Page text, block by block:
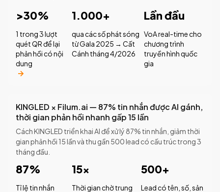
>30%
1 trong 3 lượt
quét QR để lại
phản hồi có nội
dung
1.000+
qua các số phát sóng
từ Gala 2025 → Cất
Cánh tháng 4/2026
Lần đầu
VoA real-time cho
chương trình
truyền hình quốc
gia
KINGLED × Filum.ai — 87% tin nhắn được AI gánh,
thời gian phản hồi nhanh gấp 15 lần
Cách KINGLED triển khai AI để xử lý 87% tin nhắn, giảm thời
gian phản hồi 15 lần và thu gần 500 lead có cấu trúc trong 3
tháng đầu.
87%
Tỉ lệ tin nhắn
15×
Thời gian chờ trung
500+
Lead có tên, số, sản